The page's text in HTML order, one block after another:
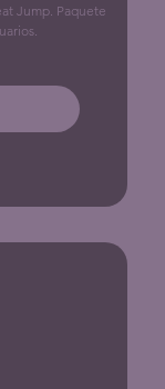
Jump. Paquete